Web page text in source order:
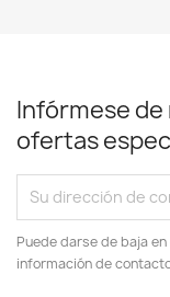
Infórmese
ofertas
Puede darse de baja
información de